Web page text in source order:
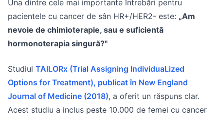
Una dintre cele mai importante întrebări pentru
pacientele cu cancer de sân HR+/HER2- este: „Am
nevoie de chimioterapie, sau e suficientă
hormonoterapia singură?"
Studiul TAILORx (Trial Assigning IndividuaLized
Options for Treatment), publicat în New England
Journal of Medicine (2018), a oferit un răspuns clar.
Acest studiu a inclus peste 10.000 de femei cu cancer